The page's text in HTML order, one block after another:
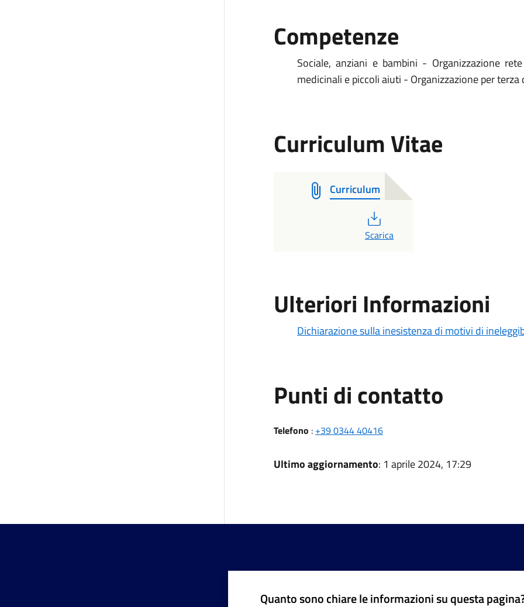
Competenze
Sociale, anziani e bambini - Organizzazione
medicinali e piccoli aiuti - Organizzazione per
Curriculum Vitae
Curriculum
PDF
Scarica
Ulteriori Informazioni
Dichiarazione sulla inesistenza di motivi di
Punti di contatto
Telefono : +39 0344 40416
Ultimo aggiornamento: 1 aprile 2024, 17:29
Quanto sono chiare le informazioni su questa